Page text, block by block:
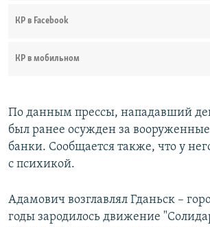
КР в Facebook
КР в мобильном
По данным прессы, нападавший
был ранее осужден за
банки. Сообщается также, что у
с психикой.
Адамович возглавлял Гданьск –
годы зародилось движение